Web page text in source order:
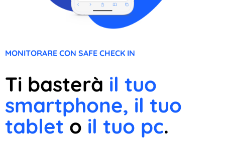
MONITORARE CON SAFE CHECK IN
Ti basterà il tuo
smartphone, il tuo
tablet o il tuo pc.